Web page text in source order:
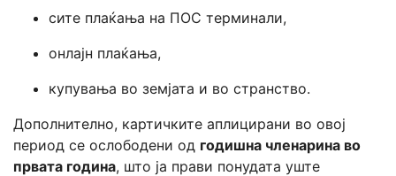
сите плаќања на ПОС терминали,
онлајн плаќања,
купувања во земјата и во странство.
Дополнително, картичките аплицирани во овој
период се ослободени од годишна членарина во
првата година, што ја прави понудата уште